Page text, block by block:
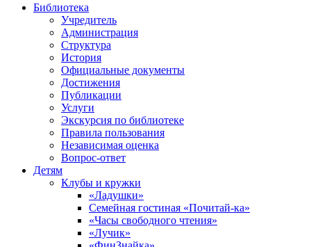
Библиотека
Учредитель
Администрация
Структура
История
Официальные документы
Достижения
Публикации
Услуги
Экскурсия по библиотеке
Правила пользования
Независимая оценка
Вопрос-ответ
Детям
Клубы и кружки
«Ладушки»
Семейная гостиная «Почитай-ка»
«Часы свободного чтения»
«Лучик»